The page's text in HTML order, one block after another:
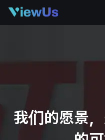
我们的愿景